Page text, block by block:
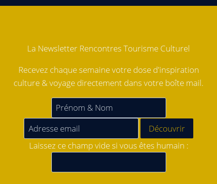
La Newsletter Rencontres Tourisme Culturel
Recevez chaque semaine votre dose d'inspiration
culture & voyage directement dans votre boîte mail.
Laissez ce champ vide si vous êtes humain :